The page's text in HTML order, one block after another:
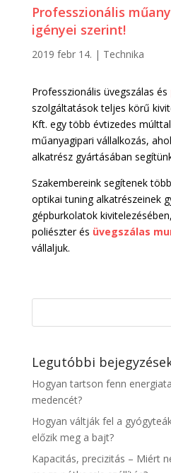
Professzionális
igényei szerint!
2019 febr 14. | Technika
Professzionális üvegszálas és
szolgáltatások teljes körű
Kft. egy több évtizedes
műanyagipari vállalkozás,
alkatrész gyártásában
Szakembereink segítenek
optikai tuning alkatrészeinek
gépburkolatok
poliészter és üvegszálas
vállaljuk.
Legutóbbi
Hogyan tartson fenn
medencét?
Hogyan váltják fel a
előzik meg a bajt?
Kapacitás, precizitás – Miért